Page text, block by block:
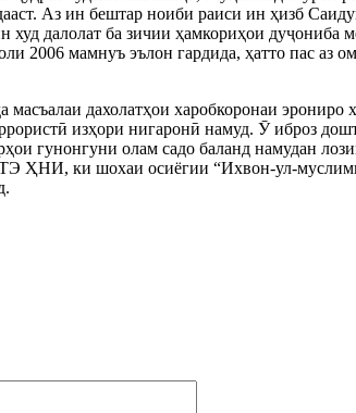
Аз ин бештар ноиби раиси ин ҳизб
худ далолат ба зичии ҳамкориҳои дуҷониба
2006 мамнуъ эълон гардида, ҳатто пас аз
дахолатҳои харобкоронаи эрониро
изҳори нигаронӣ намуд. Ӯ иброз
гунонгуни олам садо баланд намудан
ҲНИ, ки шохаи осиёгии “Ихвон-ул-